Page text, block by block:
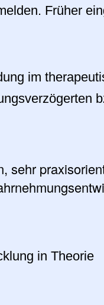
Früher
im
sehr
in Theorie